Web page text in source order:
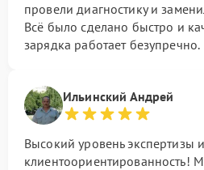
провели диагностику и
Всё было сделано быстро и
зарядка работает безупречно.
Ильинский Андрей
Высокий уровень экспертизы и
клиентоориентированность!